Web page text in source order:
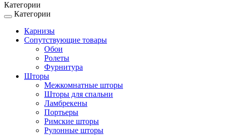
Категории
Toggle
navigation
Категории
Карнизы
Сопутствующие товары
Обои
Ролеты
Фурнитура
Шторы
Межкомнатные шторы
Шторы для спальни
Ламбрекены
Портьеры
Римские шторы
Рулонные шторы